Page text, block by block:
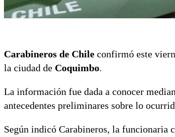
Carabineros de Chile confirmó este
la ciudad de Coquimbo.
La información fue dada a conocer
antecedentes preliminares sobre lo
Según indicó Carabineros, la funcionaria